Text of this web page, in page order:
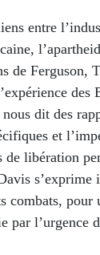
entre
de Ferguson,
des
dit des
et
de libération
s’exprime
combats, pour
par l’urgence